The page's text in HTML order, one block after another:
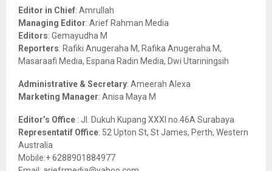
o
r
:
Editor in Chief: Amrullah
Managing Editor: Arief Rahman Media
Editors: Gemayudha M
Reporters: Rafiki Anugeraha M, Rafika Anugeraha M,
Masaraafi Media, Espana Radin Media, Dwi Utariningsih
Administrative & Secretary: Ameerah Alexa
Marketing Manager: Anisa Maya M
Editor’s Office : Jl. Dukuh Kupang XXXI no.46A Surabaya
Representatif Office: 52 Upton St, St James, Perth, Western
Australia
Mobile:+ 6288901884977